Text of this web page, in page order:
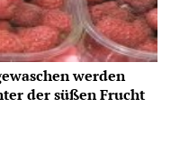
werden
der süßen Frucht